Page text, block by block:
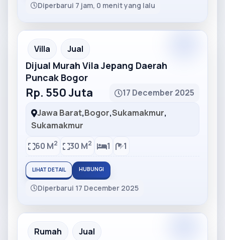
Diperbarui 7 jam, 0 menit yang lalu
Partner Ad
Villa Jual
Dijual Murah Vila Jepang Daerah
Puncak Bogor
Rp. 550 Juta
17 December 2025
Jawa Barat,Bogor,Sukamakmur,
Sukamakmur
60 M2 30 M2 1 1
LIHAT DETAIL HUBUNGI
Diperbarui 17 December 2025
Partner Ad
Rumah Jual